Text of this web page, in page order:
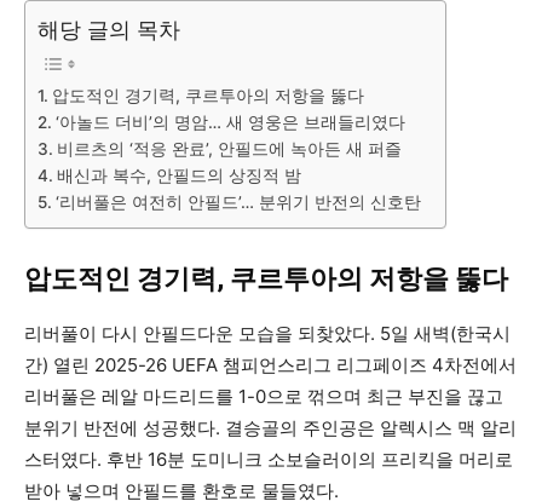
해당 글의 목차
압도적인 경기력, 쿠르투아의 저항을 뚫다
‘아놀드 더비’의 명암… 새 영웅은 브래들리였다
비르츠의 ‘적응 완료’, 안필드에 녹아든 새 퍼즐
배신과 복수, 안필드의 상징적 밤
‘리버풀은 여전히 안필드’… 분위기 반전의 신호탄
압도적인 경기력, 쿠르투아의 저항을 뚫다
리버풀이 다시 안필드다운 모습을 되찾았다. 5일 새벽(한국시
간) 열린 2025-26 UEFA 챔피언스리그 리그페이즈 4차전에서
리버풀은 레알 마드리드를 1-0으로 꺾으며 최근 부진을 끊고
분위기 반전에 성공했다. 결승골의 주인공은 알렉시스 맥 알리
스터였다. 후반 16분 도미니크 소보슬러이의 프리킥을 머리로
받아 넣으며 안필드를 환호로 물들였다.